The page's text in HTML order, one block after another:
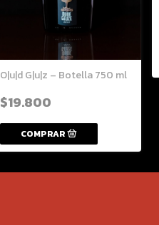
O|u|d G|u|z – Botella 750 ml
$19.800